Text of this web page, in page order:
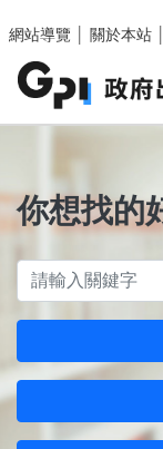
網站導覽
關於本站
你想找的